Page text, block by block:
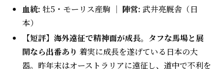
血統: 牡5・モーリス産駒 ｜陣営: 武井亮厩舎（日
本）
【短評】海外遠征で精神面が成長。タフな馬場と展
開なら出番あり 着実に成長を遂げている日本の大
器。昨年末はオーストラリアに遠征し、道中で不利を